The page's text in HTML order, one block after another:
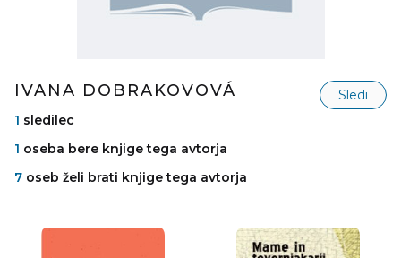
IVANA DOBRAKOVOVÁ
Sledi
1 sledilec
1 oseba bere knjige tega avtorja
7 oseb želi brati knjige tega avtorja